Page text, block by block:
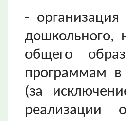
- организация
дошкольного,
общего
программам в
(за
реализации